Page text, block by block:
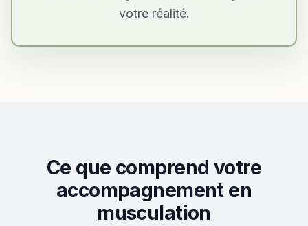
votre réalité.
Ce que comprend votre
accompagnement en
musculation